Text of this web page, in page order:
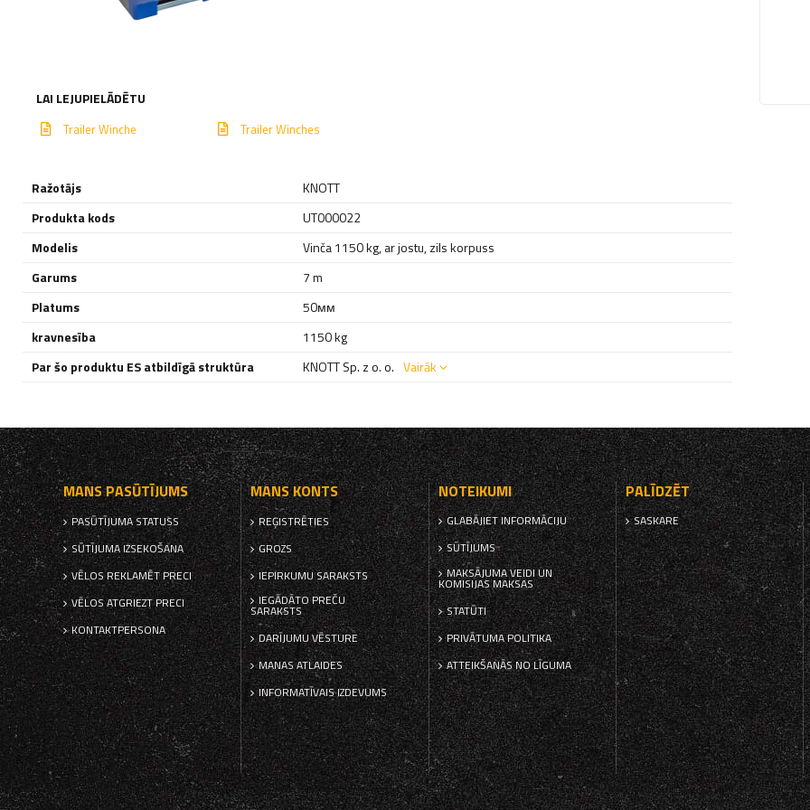
LAI LEJUPIELĀDĒTU
Trailer Winche Trailer Winches
Ražotājs
KNOTT
Produkta kods
UT000022
Modelis
Vinča 1150 kg, ar jostu, zils korpuss
Garums
7 m
Platums
50мм
kravnesība
1150 kg
Par šo produktu ES atbildīgā struktūra
KNOTT Sp. z o. o. Vairāk
MANS PASŪTĪJUMS
PASŪTĪJUMA STATUSS
SŪTĪJUMA IZSEKOŠANA
VĒLOS REKLAMĒT PRECI
VĒLOS ATGRIEZT PRECI
KONTAKTPERSONA
MANS KONTS
REĢISTRĒTIES
GROZS
IEPIRKUMU SARAKSTS
IEGĀDĀTO PREČU
SARAKSTS
DARĪJUMU VĒSTURE
MANAS ATLAIDES
INFORMATĪVAIS IZDEVUMS
NOTEIKUMI
GLABĀJIET INFORMĀCIJU
SŪTĪJUMS
MAKSĀJUMA VEIDI UN
KOMISIJAS MAKSAS
STATŪTI
PRIVĀTUMA POLITIKA
ATTEIKŠANĀS NO LĪGUMA
PALĪDZĒT
SASKARE